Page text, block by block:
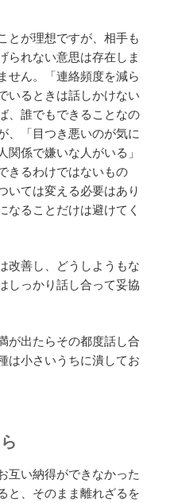
とが理想ですが、相手も
られない意思は存在しま
せん。「連絡頻度を減ら
いるときは話しかけない
、誰でもできることなの
、「目つき悪いのが気に
係で嫌いな人がいる」
きるわけではないもの
いては変える必要はあり
なることだけは避けてく
改善し、どうしようもな
しっかり話し合って妥協
が出たらその都度話し合
は小さいうちに潰してお
互い納得ができなかった
と、そのまま離れざるを